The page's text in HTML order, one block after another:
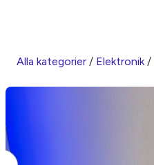
Alla kategorier / Elektronik/